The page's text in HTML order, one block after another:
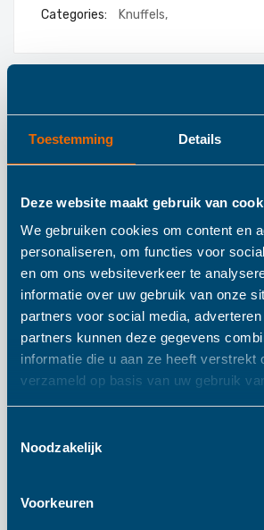
Toestemming Details
Deze website maakt gebruik van
We gebruiken cookies om content en
personaliseren, om functies voor
en om ons websiteverkeer te
informatie over uw gebruik van onze
partners voor social media,
partners kunnen deze gegevens
informatie die u aan ze heeft verstrekt
verzameld op basis van uw gebruik
Noodzakelijk
Voorkeuren
Categories: Knuffels,
Details
Label Label
Olifant Elly S
Het is gewoon onmogelijk om niet
onze knuffels. Elly de olifant, Harvey het
het konijn wachten op je. Ze zijn
materiaal en voorzien van leuke labels.